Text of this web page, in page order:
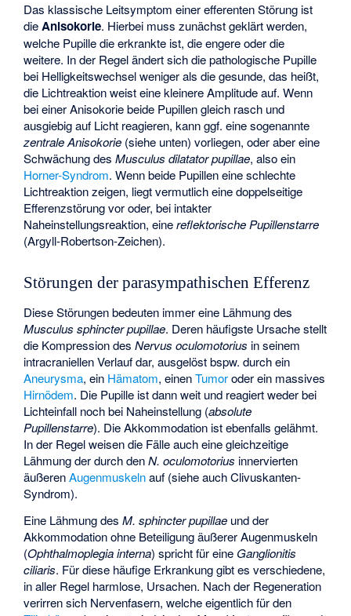
Das klassische Leitsymptom einer efferenten Störung ist
die Anisokorie. Hierbei muss zunächst geklärt werden,
welche Pupille die erkrankte ist, die engere oder die
weitere. In der Regel ändert sich die pathologische Pupille
bei Helligkeitswechsel weniger als die gesunde, das heißt,
die Lichtreaktion weist eine kleinere Amplitude auf. Wenn
bei einer Anisokorie beide Pupillen gleich rasch und
ausgiebig auf Licht reagieren, kann ggf. eine sogenannte
zentrale Anisokorie (siehe unten) vorliegen, oder aber eine
Schwächung desMusculus dilatator pupillae, also ein
Horner-Syndrom. Wenn beide Pupillen eine schlechte
Lichtreaktion zeigen, liegt vermutlich eine doppelseitige
Efferenzstörung vor oder, bei intakter
Naheinstellungsreaktion, einereflektorische Pupillenstarre
(Argyll-Robertson-Zeichen).
Störungen der parasympathischen Efferenz
Diese Störungen bedeuten immer eine Lähmung des
Musculus sphincter pupillae. Deren häufigste Ursache stellt
die Kompression desNervus oculomotorius in seinem
intracraniellen Verlauf dar, ausgelöst bspw. durch ein
Aneurysma, ein Hämatom, einenTumoroder ein massives
Hirnödem. Die Pupille ist dann weit und reagiert weder bei
Lichteinfall noch bei Naheinstellung (absolute
Pupillenstarre). Die Akkommodation ist ebenfalls gelähmt.
In der Regel weisen die Fälle auch eine gleichzeitige
Lähmung der durch denN. oculomotorius innervierten
äußerenAugenmuskelnauf (siehe auchClivuskanten-
Syndrom).
Eine Lähmung desM. sphincter pupillae und der
Akkommodation ohne Beteiligung äußerer Augenmuskeln
(Ophthalmoplegia interna) spricht für eine Ganglionitis
ciliaris. Für diese häufige Erkrankung gibt es verschiedene,
in aller Regel harmlose, Ursachen. Nach der Regeneration
verirren sich Nervenfasern, welche eigentlich für den